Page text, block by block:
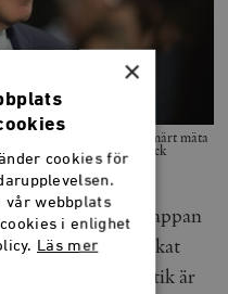
Biden tänker inte primärt mäta
tillväxt. Foto: Shutterstock
upp på behovstrappan
annat än fortsatt ökat
för identitetspolitik är
×
cookies för
vår webbplats
i enlighet
Läs mer